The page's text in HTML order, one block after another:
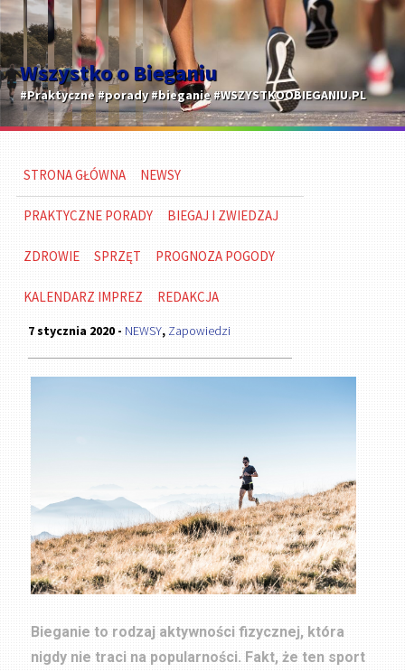
Wszystko o Bieganiu
#Praktyczne #porady #bieganie #WSZYSTKOOBIEGANIU.PL
STRONA GŁÓWNA NEWSY
PRAKTYCZNE PORADY BIEGAJ I ZWIEDZAJ
ZDROWIE SPRZĘT PROGNOZA POGODY
KALENDARZ IMPREZ REDAKCJA
7 stycznia 2020 - NEWSY, Zapowiedzi
Bieganie to rodzaj aktywności fizycznej, która
nigdy nie traci na popularności. Fakt, że ten sport